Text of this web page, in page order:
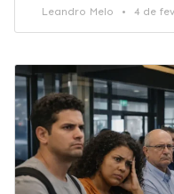
Leandro Melo 4 de